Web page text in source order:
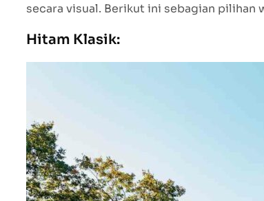
secara visual. Berikut ini sebagian pilihan
Hitam Klasik: